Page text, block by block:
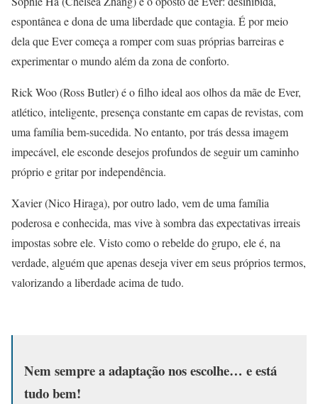
espontânea e dona de uma liberdade que contagia. É por meio
dela que Ever começa a romper com suas próprias barreiras e
experimentar o mundo além da zona de conforto.
Rick Woo (Ross Butler) é o filho ideal aos olhos da mãe de Ever,
atlético, inteligente, presença constante em capas de revistas, com
uma família bem-sucedida. No entanto, por trás dessa imagem
impecável, ele esconde desejos profundos de seguir um caminho
próprio e gritar por independência.
Xavier (Nico Hiraga), por outro lado, vem de uma família
poderosa e conhecida, mas vive à sombra das expectativas irreais
impostas sobre ele. Visto como o rebelde do grupo, ele é, na
verdade, alguém que apenas deseja viver em seus próprios termos,
valorizando a liberdade acima de tudo.
Nem sempre a adaptação nos escolhe… e está
tudo bem!